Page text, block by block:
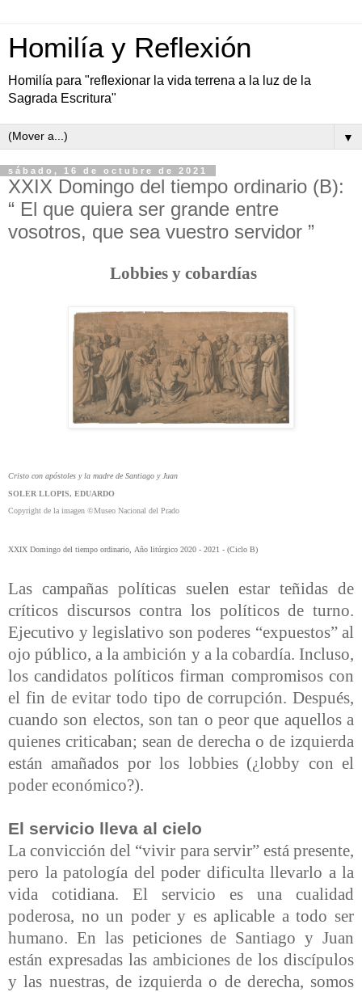
Homilía y Reflexión
Homilía para "reflexionar la vida terrena a la luz de la
Sagrada Escritura"
▼
sábado, 16 de octubre de 2021
XXIX Domingo del tiempo ordinario (B):
“ El que quiera ser grande entre
vosotros, que sea vuestro servidor ”
Lobbiesy cobardías
Cristo con apóstoles y la madre de Santiago y Juan
SOLER LLOPIS, EDUARDO
Copyright de la imagen ©Museo Nacional del Prado
XXIX Domingo del tiempo ordinario Año litúrgico 2020 - 2021 - (Ciclo B)
Las campañas políticas suelen estar teñidas de
críticos discursos contra los políticos de turno.
Ejecutivo y legislativo son poderes “expuestos” al
ojo público, a la ambición y a la cobardía. Incluso,
los candidatos políticos firman compromisos con
el fin de evitar todo tipo de corrupción. Después,
cuando son electos, son tan o peor que aquellos a
quienes criticaban; sean de derecha o de izquierda
están amañados por los lobbies (¿lobby con el
poder económico?).
El servicio lleva al cielo
La convicción del “vivir para servir” está presente,
pero la patología del poder dificulta llevarlo a la
vida cotidiana. El servicio es una cualidad
poderosa, no un poder y es aplicable a todo ser
humano. En las peticiones de Santiago y Juan
están expresadas las ambiciones de los discípulos
y las nuestras, de izquierda o de derecha, somos